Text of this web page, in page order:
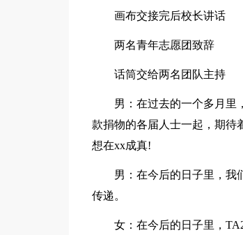
画布交接完后校长讲话
两名青年志愿团致辞
话筒交给两名团队主持
男：在过去的一个多月里
款捐物的各届人士一起，期待
想在xx成真!
男：在今后的日子里，我
传递。
女：在今后的日子里，